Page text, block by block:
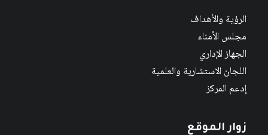
الرؤية والأهداف
مجلس الأمناء
الجهاز الإداري
اللجان الاستشارية والعلمية
إدعم المركز
زوار الموقع